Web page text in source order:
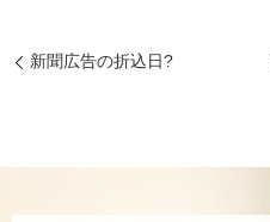
新聞広告の折込日?